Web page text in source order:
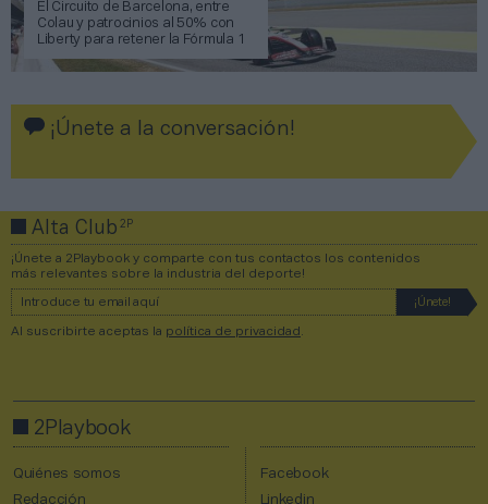
El Circuito de Barcelona, entre
Colau y patrocinios al 50% con
Liberty para retener la Fórmula 1
¡Únete a la conversación!
Alta Club2P
¡Únete a 2Playbook y comparte con tus contactos los contenidos
más relevantes sobre la industria del deporte!
Al suscribirte aceptas la política de privacidad .
2Playbook
Quiénes somos
Redacción
Facebook
Linkedin